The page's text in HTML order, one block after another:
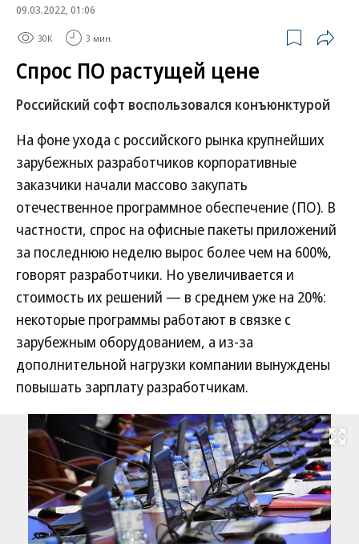
09.03.2022, 01:06
30K 3 мин.
Спрос ПО растущей цене
Российский софт воспользовался конъюнктурой
На фоне ухода с российского рынка крупнейших
зарубежных разработчиков корпоративные
заказчики начали массово закупать
отечественное программное обеспечение (ПО). В
частности, спрос на офисные пакеты приложений
за последнюю неделю вырос более чем на 600%,
говорят разработчики. Но увеличивается и
стоимость их решений — в среднем уже на 20%:
некоторые программы работают в связке с
зарубежным оборудованием, а из-за
дополнительной нагрузки компании вынуждены
повышать зарплату разработчикам.
Развернуть